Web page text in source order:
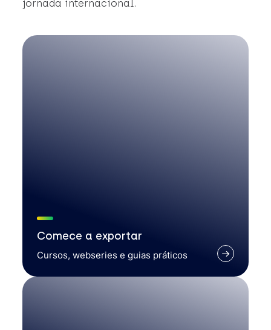
jornada internacional.
Comece a exportar
Cursos, webseries e guias práticos